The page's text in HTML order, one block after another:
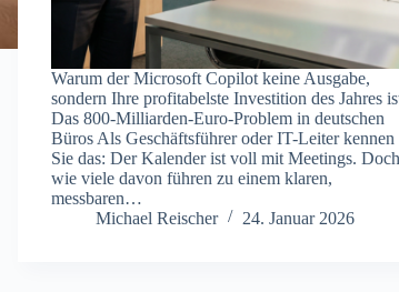
Warum der Microsoft Copilot keine Ausgabe,
sondern Ihre profitabelste Investition des Jahres
Das 800-Milliarden-Euro-Problem in deutschen
Büros Als Geschäftsführer oder IT-Leiter kennen
Sie das: Der Kalender ist voll mit Meetings. Doch
wie viele davon führen zu einem klaren,
messbaren…
Michael Reischer
24. Januar 2026